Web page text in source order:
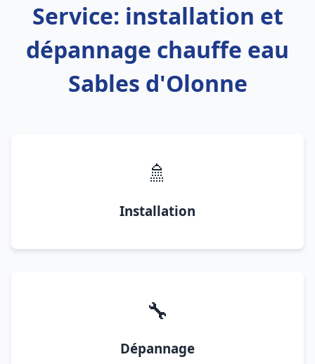
Service: installation et
dépannage chauffe eau
Sables d'Olonne
🚿
Installation
🔧
Dépannage